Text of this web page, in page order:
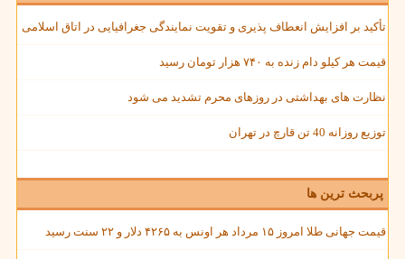
تأکید بر افزایش انعطاف پذیری و تقویت نمایندگی جغرافیایی در اتاق اسلامی
قیمت هر کیلو دام زنده به ۷۴۰ هزار تومان رسید
نظارت های بهداشتی در روزهای محرم تشدید می شود
توزیع روزانه 40 تن قارچ در تهران
پربحث ترین ها
قیمت جهانی طلا امروز ۱۵ مرداد هر اونس به ۴۲۶۵ دلار و ۲۲ سنت رسید